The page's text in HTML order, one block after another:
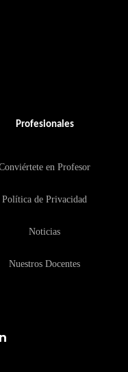
Profesionales
en Profesor
Política de Privacidad
Noticias
Nuestros Docentes